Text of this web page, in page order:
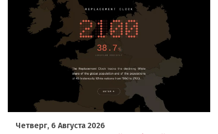
Четверг, 6 Августа 2026